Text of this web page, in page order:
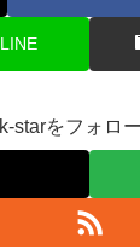
LINE
k-starをフォロ